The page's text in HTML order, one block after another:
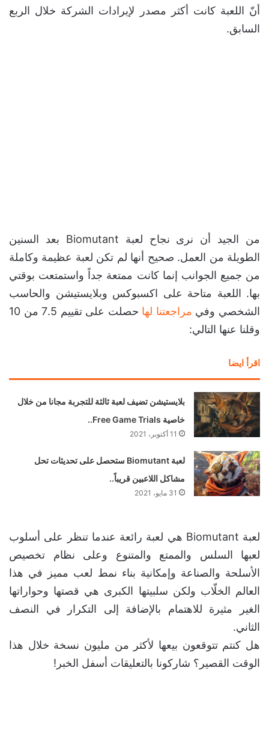
أنّ اللعبة كانت أكثر مصدر لإيرادات الشركة خلال الربع
السابق.
من الجيد أن نرى نجاح لعبة Biomutant بعد السنين
الطويلة من العمل. صحيح أنها لم تكن لعبة عظيمة وكاملة
من جميع الجوانب إنما كانت ممتعة جداً واستمتعت بوقتي
بها. اللعبة متاحة على اكسبوكس وبلايستيشن والحاسب
الشخصي وفي
مراجعتنا لها
حصلت على تقييم 7.5 من 10
وقلنا عنها التالي:
اقرأ ايضا
بلايستيشن تضيف لعبة ثالثة للتجربة مجانا من خلال
خاصية Free Game Trials..
11 أكتوبر، 2021
لعبة Biomutant ستحصل على تحديثات تحل
مشاكل اللاعبين قريباً..
31 مايو، 2021
لعبة Biomutant هي لعبة رائعة عندما
تنظر على أسلوب لعبها السلس والممتع
والمتنوع وعلى نظام تخصيص الأسلحة
والصناعة وإمكانية بناء نمط لعب مميز
الكبرى هي قصتها وحواراتها الغير مثيرة
للاهتمام بالإضافة إلى التكرار في